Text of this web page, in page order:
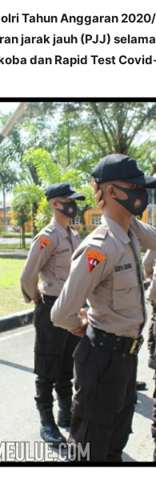
Tahun Anggaran
jarak jauh (PJJ)
dan Rapid Test